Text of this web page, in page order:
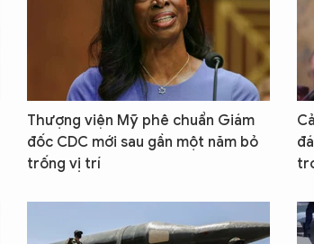
Thượng viện Mỹ phê chuẩn Giám
đốc CDC mới sau gần một năm bỏ
trống vị trí